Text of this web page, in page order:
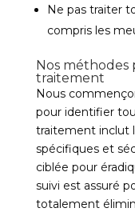
Ne pas traiter
compris les
Nos méthodes
traitement
Nous
pour identifier
traitement inclut
spécifiques et
ciblée pour
suivi est assuré
totalement